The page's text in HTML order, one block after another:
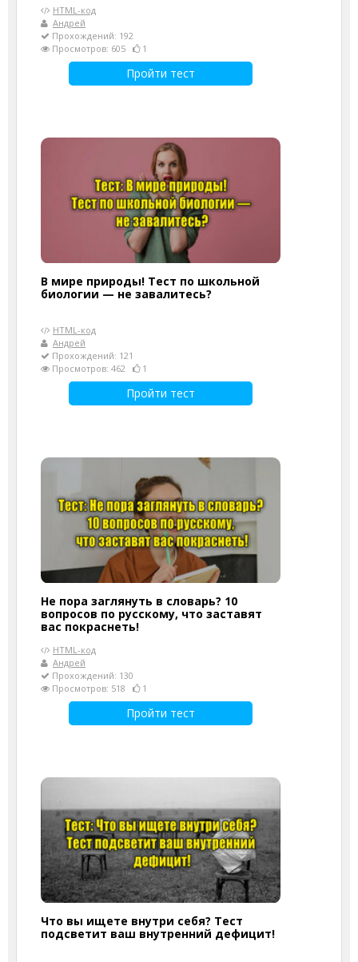
HTML-код
Андрей
Прохождений: 192
Просмотров: 605
1
Пройти тест
В мире природы! Тест по школьной
биологии — не завалитесь?
HTML-код
Андрей
Прохождений: 121
Просмотров: 462
1
Пройти тест
Не пора заглянуть в словарь? 10
вопросов по русскому, что заставят
вас покраснеть!
HTML-код
Андрей
Прохождений: 130
Просмотров: 518
1
Пройти тест
Что вы ищете внутри себя? Тест
подсветит ваш внутренний дефицит!